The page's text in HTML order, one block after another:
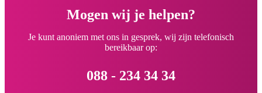
Mogen wij je helpen?
Je kunt anoniem met ons in gesprek, wij zijn telefonisch
bereikbaar op:
088 - 234 34 34